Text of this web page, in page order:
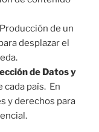
Producción de un
desplazar el
de Datos y
cada país. En
y derechos para